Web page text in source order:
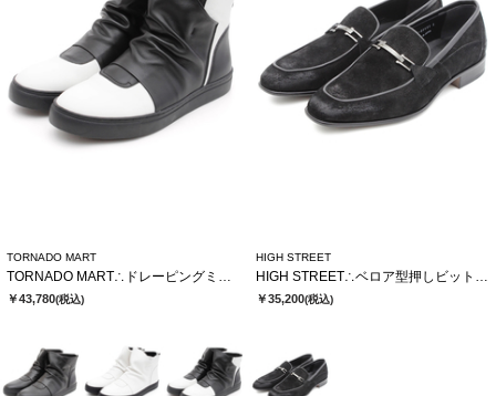
TORNADO MART
￥43,780(税込)
HIGH STREET
￥35,200(税込)